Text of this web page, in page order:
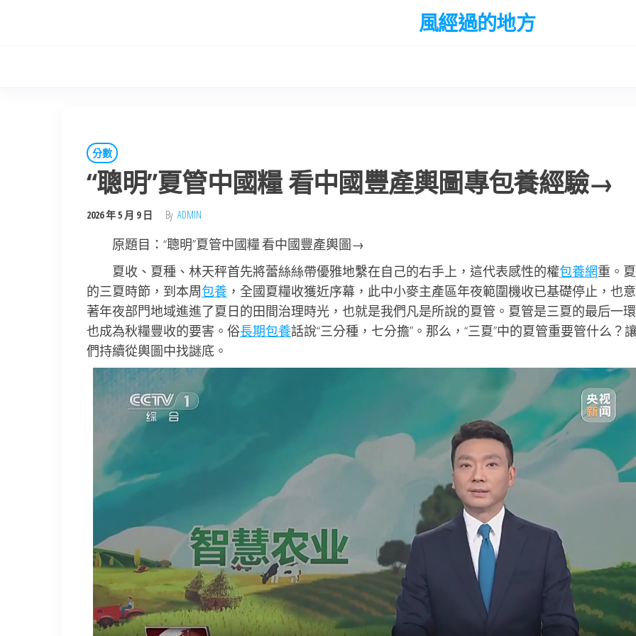
風經過的地方
分數
“聰明”夏管中國糧 看中國豐產輿圖專包養經驗→
2026 年 5 月 9 日 By ADMIN
原題目：“聰明”夏管中國糧 看中國豐產輿圖→
夏收、夏種、林天秤首先將蕾絲絲帶優雅地繫在自己的右手上，這代表感性的權包養網重。
的三夏時節，到本周包養 ，全國夏糧收獲近序幕，此中小麥主產區年夜範圍機收已基礎停止，也
著年夜部門地域進進了夏日的田間治理時光，也就是我們凡是所說的夏管。夏管是三夏的最后一
也成為秋糧豐收的要害。俗長期包養話說“三分種，七分擔”。那么，“三夏”中的夏管重要管什么？
們持續從輿圖中找謎底。